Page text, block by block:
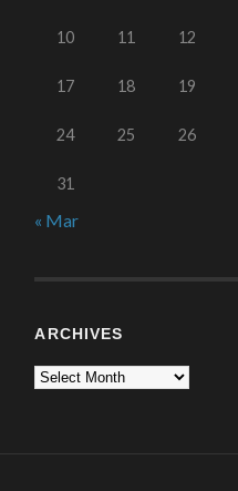
10 11 12
17 18 19
24 25 26
31
« Mar
ARCHIVES